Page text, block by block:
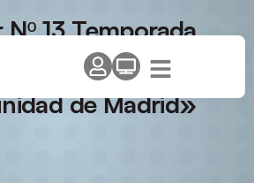
13 Temporada
12 – III Open de
– Circuito
de Madrid»